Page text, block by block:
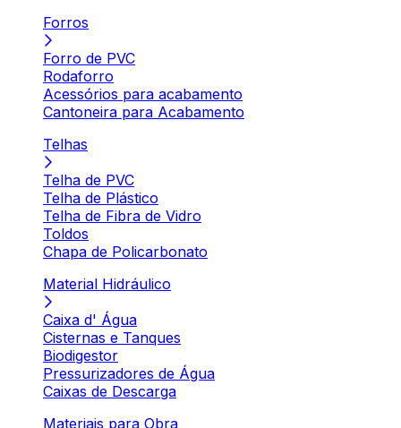
Forros
Forro de PVC
Rodaforro
Acessórios para acabamento
Cantoneira para Acabamento
Telhas
Telha de PVC
Telha de Plástico
Telha de Fibra de Vidro
Toldos
Chapa de Policarbonato
Material Hidráulico
Caixa d' Água
Cisternas e Tanques
Biodigestor
Pressurizadores de Água
Caixas de Descarga
Materiais para Obra